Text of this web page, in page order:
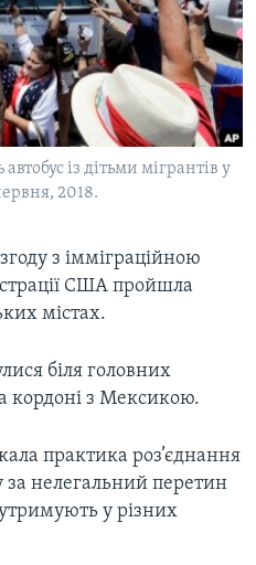
із дітьми мігрантів у
2018.
з імміграційною
США пройшла
містах.
біля головних
кордоні з Мексикою.
практика роз’єднання
за нелегальний перетин
у різних